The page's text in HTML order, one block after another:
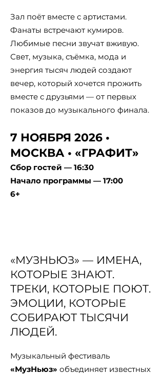
Зал поёт вместе с артистами.
Фанаты встречают кумиров.
Любимые песни звучат вживую.
Свет, музыка, съёмка, мода и
энергия тысяч людей создают
вечер, который хочется прожить
вместе с друзьями — от первых
показов до музыкального финала.
7 НОЯБРЯ 2026 •
МОСКВА • «ГРАФИТ»
Сбор гостей — 16:30
Начало программы — 17:00
6+
«МУЗНЬЮЗ» — ИМЕНА,
КОТОРЫЕ ЗНАЮТ.
ТРЕКИ, КОТОРЫЕ ПОЮТ.
ЭМОЦИИ, КОТОРЫЕ
СОБИРАЮТ ТЫСЯЧИ
ЛЮДЕЙ.
Музыкальный фестиваль
«МузНьюз» объединяет известных